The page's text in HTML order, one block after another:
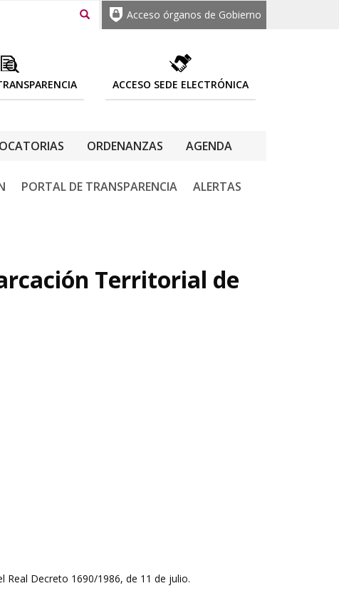
Acceso órganos de Gobierno
ACCESO SEDE ELECTRÓNICA
ORDENANZAS AGENDA
PORTAL DE TRANSPARENCIA ALERTAS
Territorial de
Real Decreto 1690/1986, de 11 de julio.